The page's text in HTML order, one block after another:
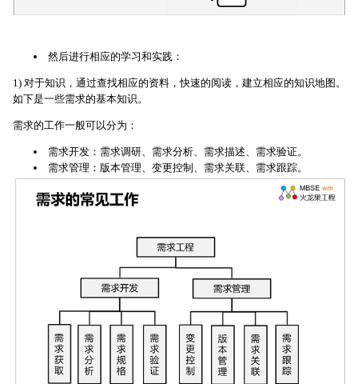
然后进行相应的学习和实践：
1) 对于知识，通过查找相应的资料，快速的阅读，建立相应的知识地图。
如下是一些需求的基本知识。
需求的工作一般可以分为：
需求开发：需求调研、需求分析、需求描述、需求验证。
需求管理：版本管理、变更控制、需求关联、需求跟踪。